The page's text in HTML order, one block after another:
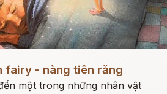
fairy - nàng tiên răng
một trong những nhân vật